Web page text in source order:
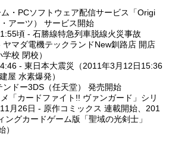
・PCソフトウェア配信サービス「Origi
アーツ） サービス開始
頃 - 石勝線特急列車脱線火災事故
マダ電機テックランドNew釧路店 開店
校 閉校）
- 東日本大震災（2011年3月12日15:36
屋 水素爆発）
ドー3DS（任天堂） 発売開始
「カードファイト!! ヴァンガード」シリ
月26日 - 原作コミックス 連載開始、201
グカードゲーム版「聖域の光剣士」
）